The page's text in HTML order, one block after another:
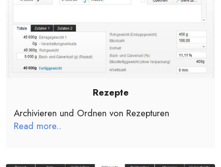
Rezepte
Archivieren und Ordnen von Rezepturen
Read more..